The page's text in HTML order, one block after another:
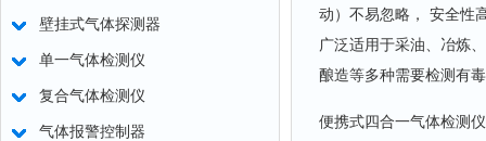
壁挂式气体探测器
单一气体检测仪
复合气体检测仪
气体报警控制器
动）不易忽略， 安全性
广泛适用于采油、冶炼
酿造等多种需要检测有
便携式四合一气体检测